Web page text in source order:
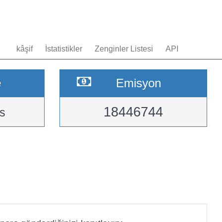
kâşif İstatistikler Zenginler Listesi API
Emisyon
18446744